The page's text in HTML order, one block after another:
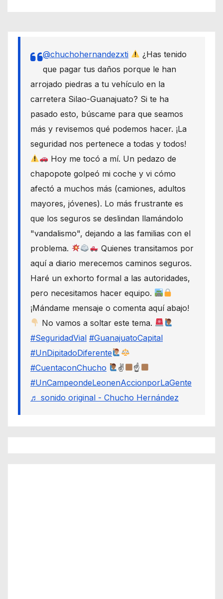
@chuchohernandezxti
¿Has tenido
que pagar tus daños porque le han
arrojado piedras a tu vehículo en la
carretera Silao-Guanajuato? Si te ha
pasado esto, búscame para que seamos
más y revisemos qué podemos hacer. ¡La
seguridad nos pertenece a todas y todos!
Hoy me tocó a mí. Un pedazo de
chapopote golpeó mi coche y vi cómo
afectó a muchos más (camiones, adultos
mayores, jóvenes). Lo más frustrante es
que los seguros se deslindan llamándolo
"vandalismo", dejando a las familias con el
problema.
Quienes transitamos por
aquí a diario merecemos caminos seguros.
Haré un exhorto formal a las autoridades,
pero necesitamos hacer equipo.
¡Mándame mensaje o comenta aquí abajo!
No vamos a soltar este tema.
#SeguridadVial #GuanajuatoCapital
#UnDipitadoDiferente
#CuentaconChucho
✌
☝
#UnCampeondeLeonenAccionporLaGente
♬ sonido original - Chucho Hernández